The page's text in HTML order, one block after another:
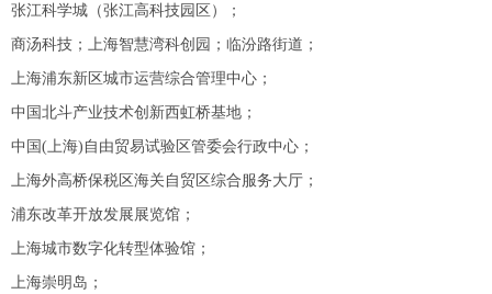
张江科学城（张江高科技园区）；
商汤科技；上海智慧湾科创园；临汾路街道；
上海浦东新区城市运营综合管理中心；
中国北斗产业技术创新西虹桥基地；
中国(上海)自由贸易试验区管委会行政中心；
上海外高桥保税区海关自贸区综合服务大厅；
浦东改革开放发展展览馆；
上海城市数字化转型体验馆；
上海崇明岛；